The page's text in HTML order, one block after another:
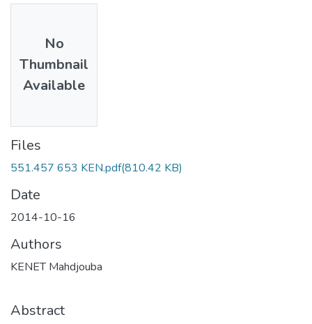
No
Thumbnail
Available
Files
551.457 653 KEN.pdf(810.42 KB)
Date
2014-10-16
Authors
KENET Mahdjouba
Abstract